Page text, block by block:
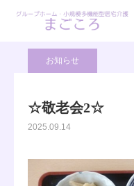
ブログ お知らせ
お知らせ
☆敬老会2☆
2025.09.14
お電話
ホーム